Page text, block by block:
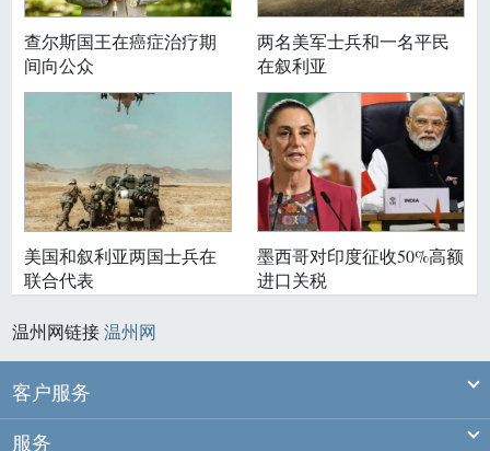
查尔斯国王在癌症治疗期
间向公众
两名美军士兵和一名平民
在叙利亚
美国和叙利亚两国士兵在
联合代表
墨西哥对印度征收50%高额
进口关税
温州网链接温州网
客户服务
服务